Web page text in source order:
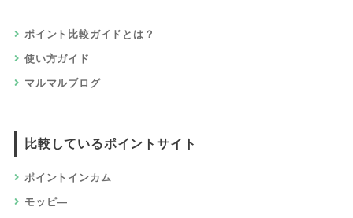
ポイント比較ガイドとは？
使い方ガイド
マルマルブログ
比較しているポイントサイト
ポイントインカム
モッピ―